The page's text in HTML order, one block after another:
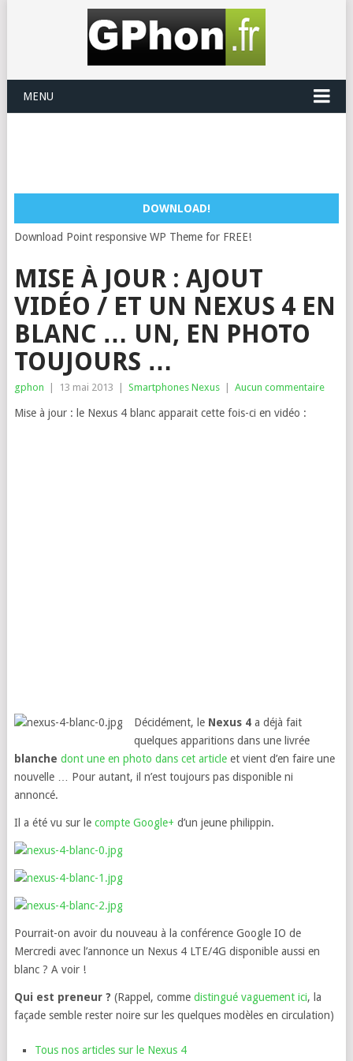
MENU
DOWNLOAD!
Download Point responsive WP Theme for FREE!
MISE À JOUR : AJOUT
VIDÉO / ET UN NEXUS 4 EN
BLANC … UN, EN PHOTO
TOUJOURS …
gphon 13 mai 2013 Smartphones Nexus Aucun commentaire
Mise à jour : le Nexus 4 blanc apparait cette fois-ci en vidéo :
Décidément, le Nexus 4a déjà fait
quelques apparitions dans une livrée
blanche dont une en photo dans cet articleet vient d’en faire une
nouvelle … Pour autant, il n’est toujours pas disponible ni
annoncé.
Il a été vu sur le compte Google+ d’un jeune philippin.
Pourrait-on avoir du nouveau à la conférence Google IO de
Mercredi avec l’annonce un Nexus 4 LTE/4G disponible aussi en
blanc ? A voir !
Qui est preneur ? (Rappel, comme distingué vaguement ici, la
façade semble rester noire sur les quelques modèles en circulation)
Tous nos articles sur le Nexus 4